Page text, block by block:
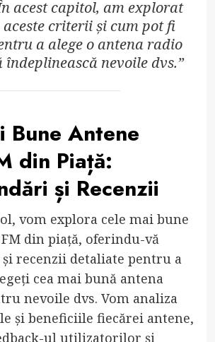
acest capitol, am explorat
criterii și cum pot fi
a alege o antena radio
îndeplinească nevoile dvs.”
Bune Antene
din Piață:
și Recenzii
vom explora cele mai bune
din piață, oferindu-vă
recenzii detaliate pentru a
cea mai bună antena
nevoile dvs. Vom analiza
și beneficiile fiecărei antene,
ul utilizatorilor și